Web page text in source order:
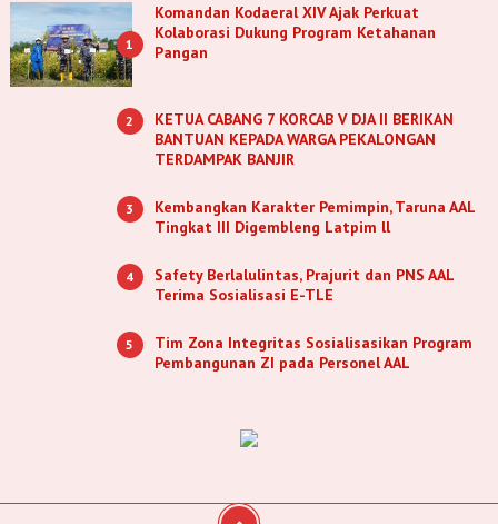
1
Komandan Kodaeral XIV Ajak Perkuat
Kolaborasi Dukung Program Ketahanan
Pangan
2
KETUA CABANG 7 KORCAB V DJA II BERIKAN
BANTUAN KEPADA WARGA PEKALONGAN
TERDAMPAK BANJIR
3
Kembangkan Karakter Pemimpin, Taruna AAL
Tingkat III Digembleng Latpim ll
4
Safety Berlalulintas, Prajurit dan PNS AAL
Terima Sosialisasi E-TLE
5
Tim Zona Integritas Sosialisasikan Program
Pembangunan ZI pada Personel AAL